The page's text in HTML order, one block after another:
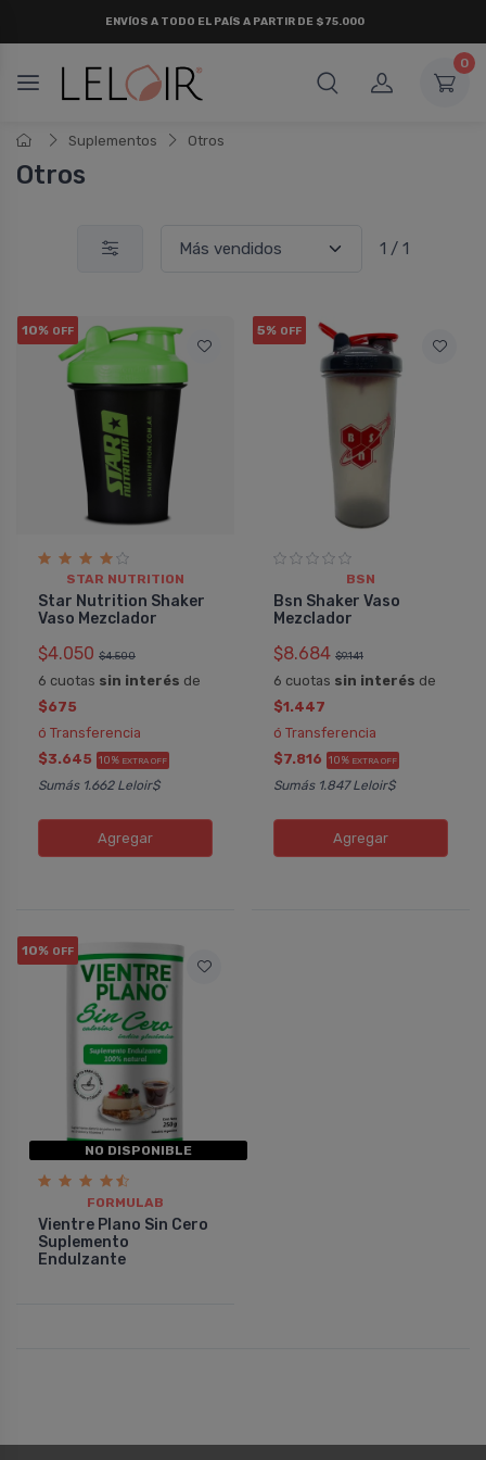
ENVÍOS A TODO EL PAÍS A PARTIR DE $75.000
0
Suplementos Otros
Otros
1 / 1
10% OFF
STAR NUTRITION
Star Nutrition Shaker
Vaso Mezclador
$4.050 $4.500
6 cuotas sin interés de
$675
ó Transferencia
$3.645 10% EXTRA OFF
Sumás 1.662 Leloir$
Agregar
5% OFF
BSN
Bsn Shaker Vaso
Mezclador
$8.684 $9.141
6 cuotas sin interés de
$1.447
ó Transferencia
$7.816 10% EXTRA OFF
Sumás 1.847 Leloir$
Agregar
10% OFF
NO DISPONIBLE
FORMULAB
Vientre Plano Sin Cero
Suplemento
Endulzante